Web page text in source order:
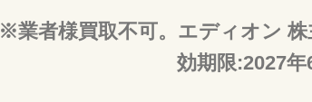
※業者様買取不可。エディオン
効期限:2027年